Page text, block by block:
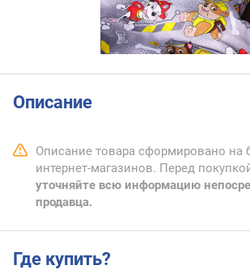
Описание
Описание товара сформировано на
интернет-магазинов. Перед
уточняйте всю информацию
продавца.
Где купить?